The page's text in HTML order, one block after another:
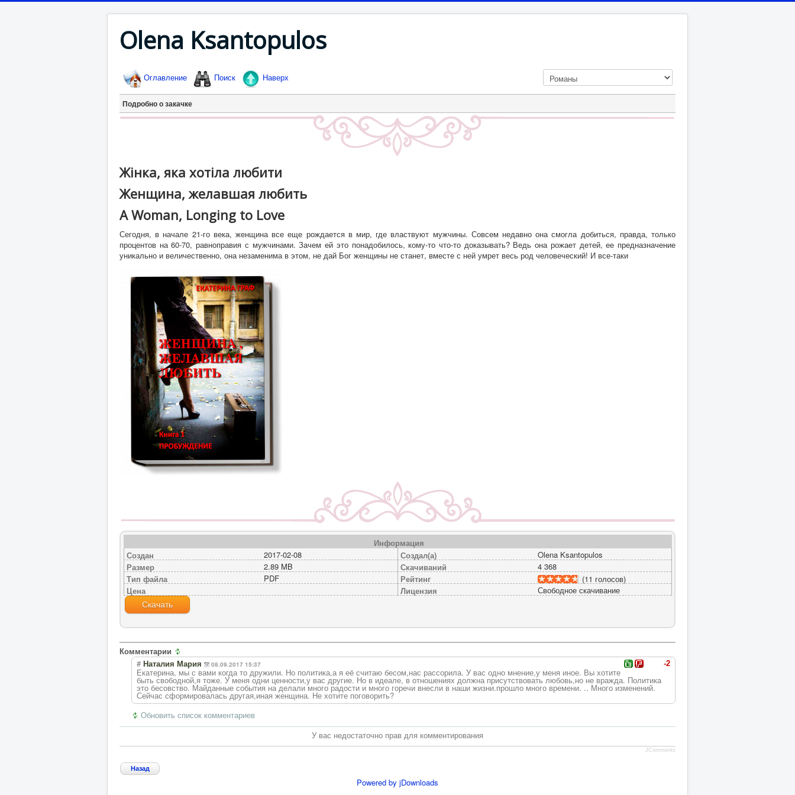
Olena Ksantopulos
Оглавление Поиск Наверх
Подробно о закачке
Жінка, яка хотіла любити
Женщина, желавшая любить
A Woman, Longing to Love
Сегодня, в начале 21-го века, женщина все еще рождается в мир, где властвуют мужчины. Совсем недавно она смогла добиться, правда, только
процентов на 60-70, равноправия с мужчинами. Зачем ей это понадобилось, кому-то что-то доказывать? Ведь она рожает детей, ее предназначение
уникально и величественно, она незаменима в этом, не дай Бог женщины не станет, вместе с ней умрет весь род человеческий! И все-таки
Информация
Создан
2017-02-08
Размер
2.89 MB
Тип файла
PDF
Цена
Создал(а)
Olena Ksantopulos
Скачиваний
4 368
Рейтинг
(11 голосов)
Лицензия
Свободное скачивание
Скачать
Комментарии
-2
# Наталия Мария 08.09.2017 15:37
Екатерина, мы с вами когда то дружили. Но политика,а я её считаю бесом,нас рассорила. У вас одно мнение,у меня иное. Вы хотите
быть свободной,я тоже. У меня одни ценности,у вас другие. Но в идеале, в отношениях должна присутствовать любовь,но не вражда. Политика
это бесовство. Майданные события на делали много радости и много горечи внесли в наши жизни.прошло много времени. .. Много изменений.
Сейчас сформировалась другая,иная женщина. Не хотите поговорить?
Обновить список комментариев
У вас недостаточно прав для комментирования
JComments
Назад
Powered by jDownloads